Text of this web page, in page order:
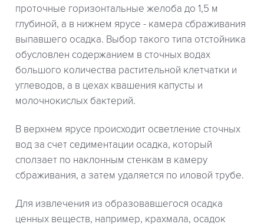
проточные горизонтальные желоба до 1,5 м
глубиной, а в нижнем ярусе - камера сбраживания
выпавшего осадка. Выбор такого типа отстойника
обусловлен содержанием в сточных водах
большого количества растительной клетчатки и
углеводов, а в цехах квашения капусты и
молочнокислых бактерий.
В верхнем ярусе происходит осветление сточных
вод за счет седиментации осадка, который
сползает по наклонным стенкам в камеру
сбраживания, а затем удаляется по иловой трубе.
Для извлечения из образовавшегося осадка
ценных веществ, например, крахмала, осадок